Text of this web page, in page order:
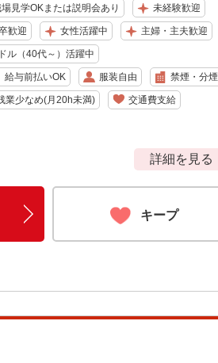
見学OKまたは説明会あり 未経験歓迎
歓迎 女性活躍中 主婦・主夫歓迎
ル（40代～）活躍中
給与前払いOK 服装自由 禁煙・分煙
業少なめ(月20h未満) 交通費支給
詳細を見る
キープ